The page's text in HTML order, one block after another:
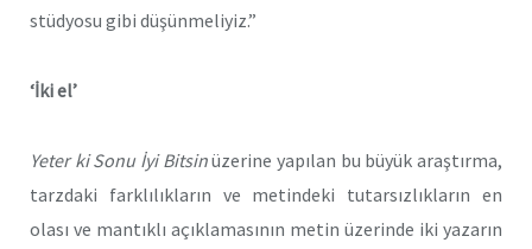
stüdyosu gibi düşünmeliyiz.”
‘İki el’
Yeter ki Sonu İyi Bitsinüzerine yapılan bu büyük araştırma,
tarzdaki farklılıkların ve metindeki tutarsızlıkların en
olası ve mantıklı açıklamasının metin üzerinde iki yazarın